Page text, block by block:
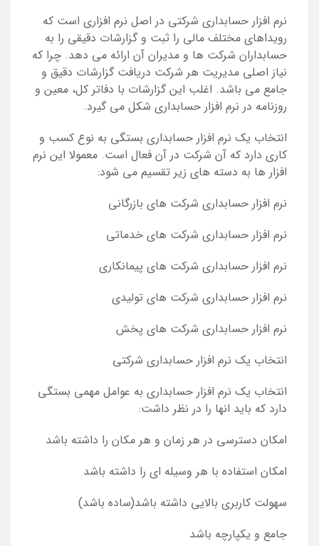
نرم افزار حسابداری شرکتی در اصل نرم افزاری است که
رویداهای مختلف مالی را ثبت و گزارشات دقیقی را به
حسابداران شرکت ها و مدیران آن ارائه می دهد. چرا که
نیاز اصلی مدیریت هر شرکت دریافت گزارشات دقیق و
جامع می باشد. اغلب این گزارشات با دفاتر کل، معین و
روزنامه در نرم افزار حسابداری شکل می گیرد.
انتخاب یک نرم افزار حسابداری بستگی به نوع کسب و
کاری دارد که آن شرکت در آن فعال است. معمولا این نرم
افزار ها به دسته های زیر تقسیم می شود:
نرم افزار حسابداری شرکت های بازرگانی
نرم افزار حسابداری شرکت های خدماتی
نرم افزار حسابداری شرکت های پیمانکاری
نرم افزار حسابداری شرکت های تولیدی
نرم افزار حسابداری شرکت های پخش
انتخاب یک نرم افزار حسابداری شرکتی
انتخاب یک نرم افزار حسابداری به عوامل مهمی بستگی
دارد که باید انها را در نظر داشت:
امکان دسترسی در هر زمان و هر مکان را داشته باشد
امکان استفاده با هر وسیله ای را داشته باشد
سهولت کاربری بالایی داشته باشد(ساده باشد)
جامع و یکپارچه باشد